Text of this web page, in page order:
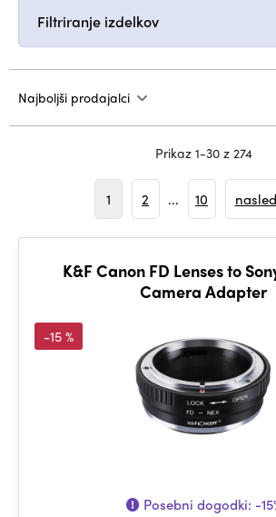
Filtriranje izdelkov
Najboljši prodajalci
Prikaz 1-30 z 274
1 2 ... 10
K&F Canon FD Lenses to
Camera Adapter
-15 %
Posebni dogodki: -